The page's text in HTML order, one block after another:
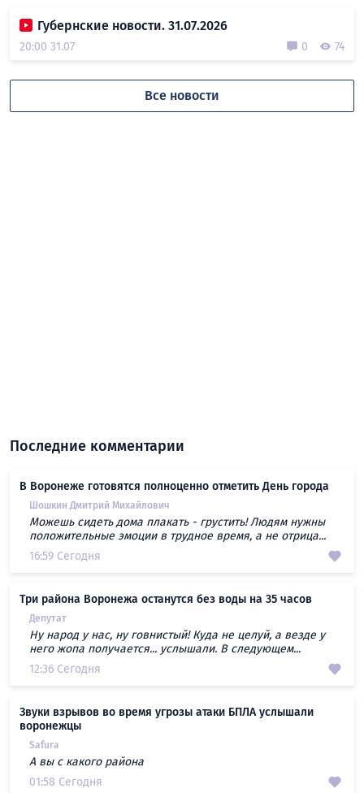
Губернские новости. 31.07.2026
20:00 31.07 0 74
Все новости
Последние комментарии
В Воронеже готовятся полноценно отметить День города
Шошкин Дмитрий Михайлович
Можешь сидеть дома плакать - грустить! Людям нужны
положительные эмоции в трудное время, а не отрица...
16:59 Сегодня
Три района Воронежа останутся без воды на 35 часов
Депутат
Ну народ у нас, ну говнистый! Куда не целуй, а везде у
него жопа получается... услышали. В следующем...
12:36 Сегодня
Звуки взрывов во время угрозы атаки БПЛА услышали
воронежцы
Safura
А вы с какого района
01:58 Сегодня